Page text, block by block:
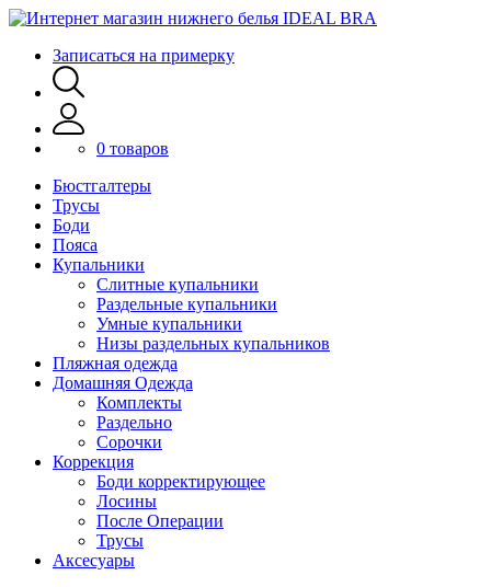
Записаться на примерку
0 товаров
Бюстгалтеры
Трусы
Боди
Пояса
Купальники
Слитные купальники
Раздельные купальники
Умные купальники
Низы раздельных купальников
Пляжная одежда
Домашняя Одежда
Комплекты
Раздельно
Сорочки
Коррекция
Боди корректирующее
Лосины
После Операции
Трусы
Аксесуары